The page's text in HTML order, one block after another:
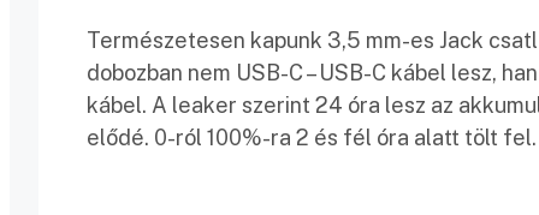
Természetesen kapunk 3,5 mm-es Jack
dobozban nem USB-C – USB-C kábel lesz,
kábel. A leaker szerint 24 óra lesz az
elődé. 0-ról 100%-ra 2 és fél óra alatt tölt fel.